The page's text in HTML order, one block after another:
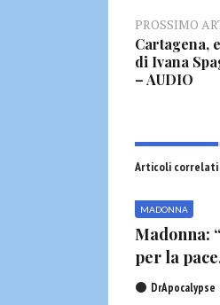
PROSSIMO
Cartagena,
di Ivana
– AUDIO
Articoli correlati
MADONNA
Madonna:
per la
DrApocalypse